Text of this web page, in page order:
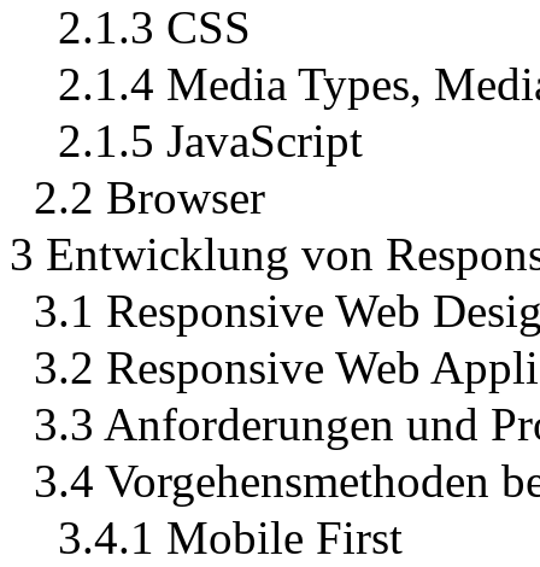
2.1.3 CSS
2.1.4 Media Types,
2.1.5 JavaScript
2.2 Browser
3 Entwicklung von
3.1 Responsive Web
3.2 Responsive Web
3.3 Anforderungen und
3.4 Vorgehensmethoden
3.4.1 Mobile First